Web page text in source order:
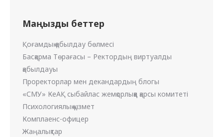
Маңызды беттер
Қоғамдық қабылдау бөлмесі
Басқарма Төрағасы – Ректордың виртуалды
қабылдауы
Проректорлар мен декандардың блогы
«СМУ» КеАҚ сыбайлас жемқорлыққа қарсы комитеті
Психологиялық қызмет
Комплаенс-офицер
Жаңалықтар